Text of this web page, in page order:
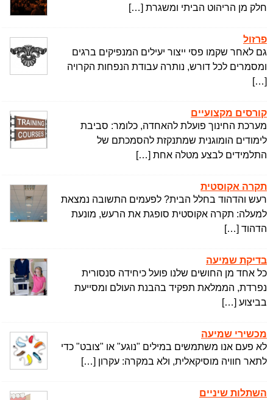
חלק מן הריהוט הביתי ומשגרת […]
פרזול
גם לאחר שקמו פסי ייצור יעילים המנפיקים ברגים
ומסמרים לכל דורש, נותרה עבודת הנפחות הקרויה
[…]
קורסים מקצועיים
מערכת החינוך פועלת להאחדה, כלומר: סביבת
לימודים הומוגנית שמתנקזת להסמכתם של
התלמידים לבצע מטלה אחת […]
תקרה אקוסטית
רעש והדהוד בחלל הבית? לפעמים התשובה נמצאת
למעלה: תקרה אקוסטית סופגת את הרעש, מונעת
הדהוד […]
בדיקת שמיעה
כל אחד מן החושים שלנו פועל כיחידה סנסורית
נפרדת, הממלאת תפקיד בהבנת העולם ומסייעת
בביצוע […]
מכשירי שמיעה
לא פעם אנו משתמשים במילים "נוגע" או "צובט" כדי
לתאר חוויה מוסיקאלית, ולא במקרה: עקרון […]
השתלות שיניים